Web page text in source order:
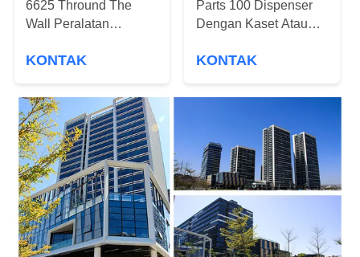
POLICY
6625 Thround The
Wall Peralatan
KONTAK
Parts 100 Dispenser
Dengan Kaset Atau
NQ300
KONTAK